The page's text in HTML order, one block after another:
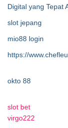
Digital yang Tepat
slot jepang
mio88 login
https://
okto 88
slot bet
virgo222